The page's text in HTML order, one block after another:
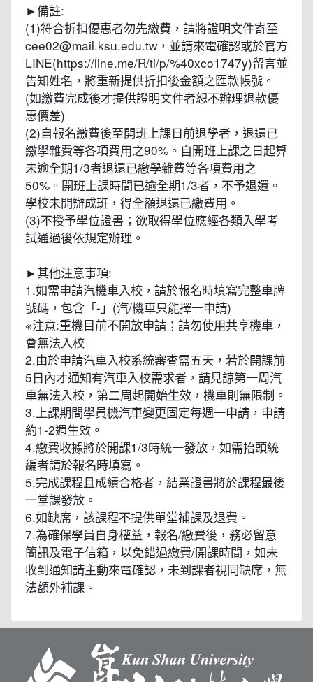
►備註:
(1)符合折扣優惠者勿先繳費，請將證明文件寄至
cee02@mail.ksu.edu.tw，並請來電確認或於官方
LINE(https://line.me/R/ti/p/%40xco1747y)留言並
告知姓名，將重新提供折扣後金額之匯款帳號。
(如繳費完成後才提供證明文件者恕不辦理退款優
惠價差)
(2)自報名繳費後至開班上課日前退學者，退還已
繳學雜費等各項費用之90%。自開班上課之日起算
未逾全期1/3者退還已繳學雜費等各項費用之
50%。開班上課時間已逾全期1/3者，不予退還。
學校未開辦成班，得全額退還已繳費用。
(3)不授予學位證書；欲取得學位應經各類入學考
試通過後依規定辦理。
►其他注意事項:
1.如需申請汽機車入校，請於報名時填寫完整車牌
號碼，包含「-」(汽/機車只能擇一申請)
※注意:重機目前不開放申請；請勿使用共享機車，
會無法入校
2.由於申請汽車入校系統審查需五天，若於開課前
5日內才通知有汽車入校需求者，請見諒第一周汽
車無法入校，第二周起開始生效，機車則無限制。
3.上課期間學員機汽車變更固定每週一申請，申請
約1-2週生效。
4.繳費收據將於開課1/3時統一發放，如需抬頭統
編者請於報名時填寫。
5.完成課程且成績合格者，結業證書將於課程最後
一堂課發放。
6.如缺席，該課程不提供單堂補課及退費。
7.為確保學員自身權益，報名/繳費後，務必留意
簡訊及電子信箱，以免錯過繳費/開課時間，如未
收到通知請主動來電確認，未到課者視同缺席，無
法額外補課。